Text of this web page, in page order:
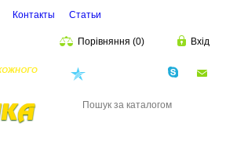
Контакты Cтатьи
Порівняння (0) Вхід